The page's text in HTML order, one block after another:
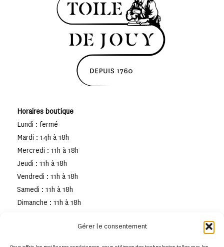
Gérer le consentement
Horaires boutique
Lundi : fermé
Mardi : 14h à 18h
Mercredi : 11h à 18h
Jeudi : 11h à 18h
Vendredi : 11h à 18h
Samedi : 11h à 18h
Dimanche : 11h à 18h